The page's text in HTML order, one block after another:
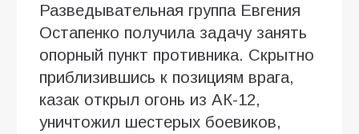
Разведывательная группа Евгения
Остапенко получила задачу занять
опорный пункт противника. Скрытно
приблизившись к позициям врага,
казак открыл огонь из АК-12,
уничтожил шестерых боевиков,